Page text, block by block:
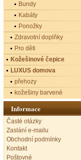
Bundy
Kabáty
Ponožky
Zdravotní doplňky
Pro děti
Kožešinové čepice
LUXUS domova
přehozy
kožešiny barvené
Informace
Časté otázky
Zaslání e-mailu
Obchodní podmínky
Kontakt
Poštovné